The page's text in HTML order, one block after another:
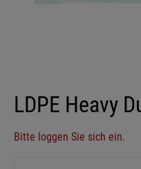
LDPE Heavy
Bitte loggen Sie sich ein.